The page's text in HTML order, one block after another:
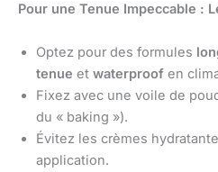
Pour une Tenue Impeccable :
Optez pour des formules
tenue et waterproof en
Fixez avec une voile de
du « baking »).
Évitez les crèmes
application.